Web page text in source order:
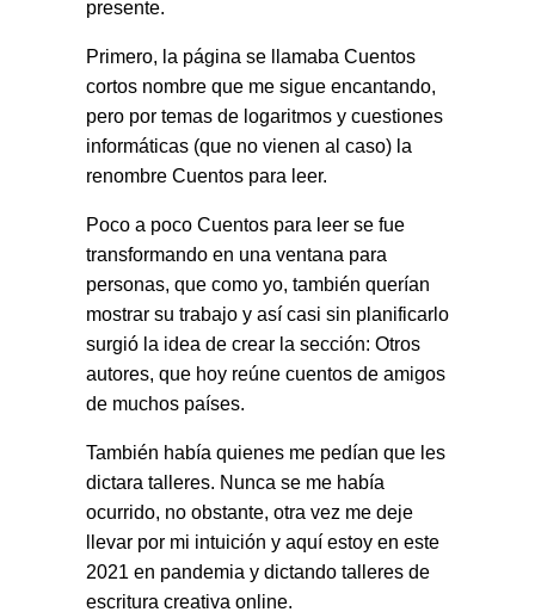
presente.
Primero, la página se llamaba Cuentos
cortos nombre que me sigue encantando,
pero por temas de logaritmos y cuestiones
informáticas (que no vienen al caso) la
renombre Cuentos para leer.
Poco a poco Cuentos para leer se fue
transformando en una ventana para
personas, que como yo, también querían
mostrar su trabajo y así casi sin planificarlo
surgió la idea de crear la sección: Otros
autores, que hoy reúne cuentos de amigos
de muchos países.
También había quienes me pedían que les
dictara talleres. Nunca se me había
ocurrido, no obstante, otra vez me deje
llevar por mi intuición y aquí estoy en este
2021 en pandemia y dictando talleres de
escritura creativa online.